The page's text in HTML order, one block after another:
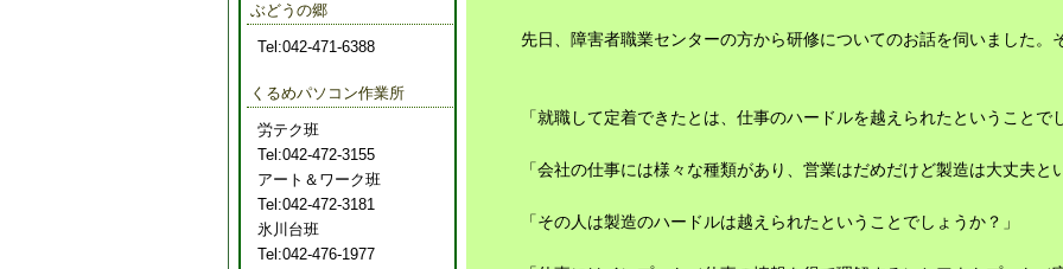
先日、障害者職業センターの方から研修についてのお話を伺いました。
「就職して定着できたとは、仕事のハードルを越えられたということで
「会社の仕事には様々な種類があり、営業はだめだけど製造は大丈夫と
「その人は製造のハードルは越えられたということでしょうか？」
ぶどうの郷
Tel:042-471-6388
くるめパソコン作業所
労テク班
Tel:042-472-3155
アート＆ワーク班
Tel:042-472-3181
氷川台班
Tel:042-476-1977